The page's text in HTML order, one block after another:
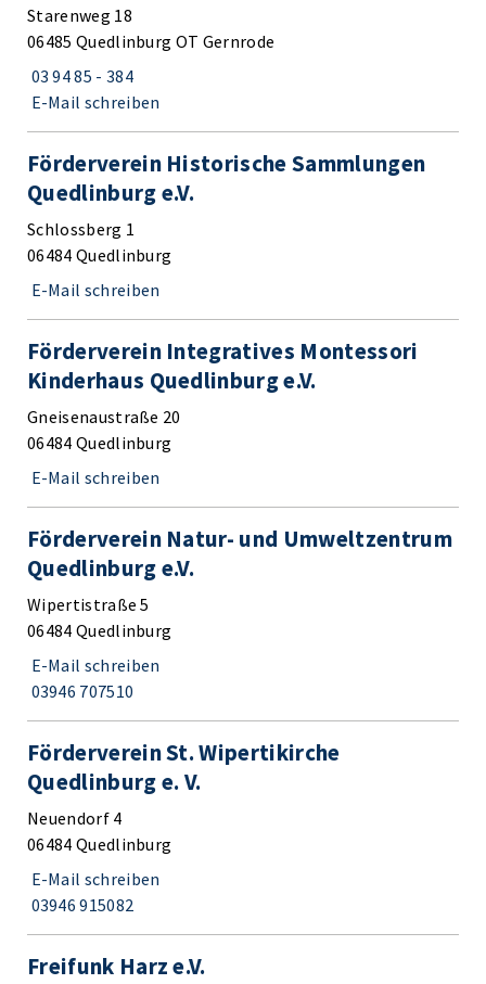
Starenweg 18
06485 Quedlinburg OT Gernrode
03 94 85 - 384
E-Mail schreiben
Förderverein Historische Sammlungen
Quedlinburg e.V.
Schlossberg 1
06484 Quedlinburg
E-Mail schreiben
Förderverein Integratives Montessori
Kinderhaus Quedlinburg e.V.
Gneisenaustraße 20
06484 Quedlinburg
E-Mail schreiben
Förderverein Natur- und Umweltzentrum
Quedlinburg e.V.
Wipertistraße 5
06484 Quedlinburg
E-Mail schreiben
03946 707510
Förderverein St. Wipertikirche
Quedlinburg e. V.
Neuendorf 4
06484 Quedlinburg
E-Mail schreiben
03946 915082
Freifunk Harz e.V.